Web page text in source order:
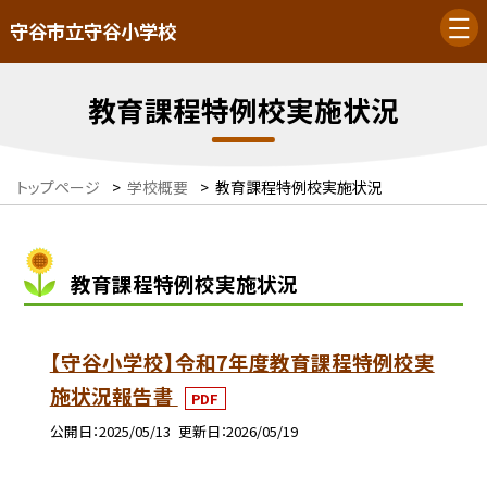
守谷市立守谷小学校
教育課程特例校実施状況
トップページ > 学校概要 > 教育課程特例校実施状況
教育課程特例校実施状況
【守谷小学校】令和7年度教育課程特例校実
施状況報告書
PDF
公開日 2025/05/13 更新日 2026/05/19